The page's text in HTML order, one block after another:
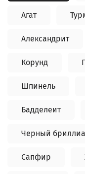
Агат
Александрит
Корунд
Шпинель
Бадделеит
Черный
Сапфир